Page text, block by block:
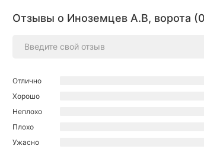
Отзывы о Иноземцев А.В, ворота
Отлично
Хорошо
Неплохо
Плохо
Ужасно